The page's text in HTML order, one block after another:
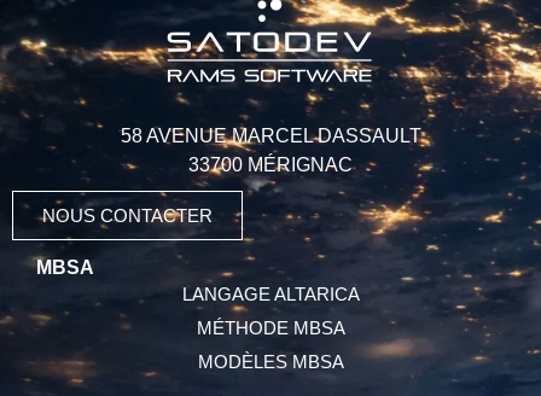
MBSA
LANGAGE ALTARICA
MÉTHODE MBSA
MODÈLES MBSA
58 AVENUE MARCEL DASSAULT
33700 MÉRIGNAC
NOUS CONTACTER